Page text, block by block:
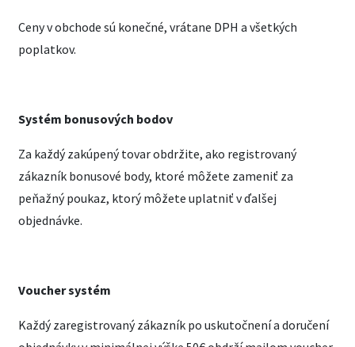
Ceny v obchode sú konečné, vrátane DPH a všetkých
poplatkov.
Systém bonusových bodov
Za každý zakúpený tovar obdržite, ako registrovaný
zákazník bonusové body, ktoré môžete zameniť za
peňažný poukaz, ktorý môžete uplatniť v ďalšej
objednávke.
Voucher systém
Každý zaregistrovaný zákazník po uskutočnení a doručení